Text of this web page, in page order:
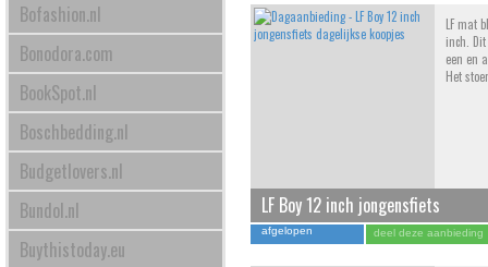
Bofashion.nl
Bonodora.com
BookSpot.nl
Boschbedding.nl
Budgetlovers.nl
Bundol.nl
Buythistoday.eu
LF mat
inch.
een en
Het
LF Boy 12 inch jongensfiets
afgelopen deel deze aanbieding